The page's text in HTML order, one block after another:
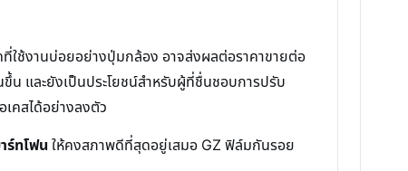
ใช้งานบ่อยอย่างปุ่มกล้อง อาจส่งผลต่อราคาขายต่อ
น และยังเป็นประโยชน์สำหรับผู้ที่ชื่นชอบการปรับ
คสได้อย่างลงตัว
ร์ทโฟน ให้คงสภาพดีที่สุดอยู่เสมอ GZ ฟิล์มกันรอย